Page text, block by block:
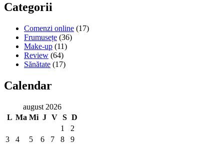
Categorii
Comenzi online (17)
Frumusețe (36)
Make-up (11)
Review (64)
Sănătate (17)
Calendar
august 2026
L Ma Mi J V S D
1
2
3
4 5 6 7 8
9